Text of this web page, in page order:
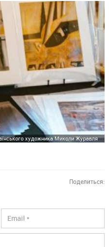
художника Миколи Журавля
Поделиться: